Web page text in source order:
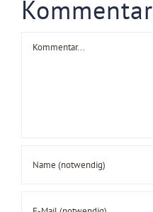
Kommentar
Kommentar